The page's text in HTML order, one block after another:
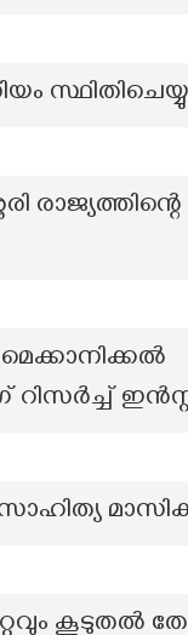
രാജ്യത്തിന്റെ
കൂടുതൽ